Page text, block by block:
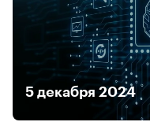
5 декабря 2024